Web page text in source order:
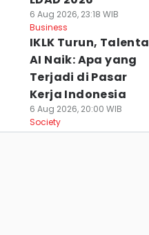
6 Aug 2026, 23:18 WIB
Business
IKLK Turun, Talenta
AI Naik: Apa yang
Terjadi di Pasar
Kerja Indonesia
6 Aug 2026, 20:00 WIB
Society